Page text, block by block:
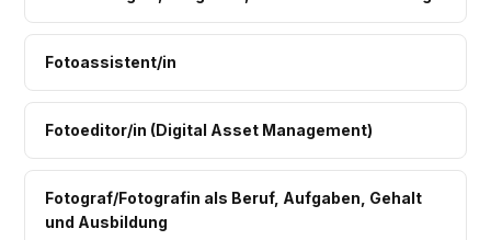
Fotoassistent/in
Fotoeditor/in (Digital Asset Management)
Fotograf/Fotografin als Beruf, Aufgaben, Gehalt
und Ausbildung